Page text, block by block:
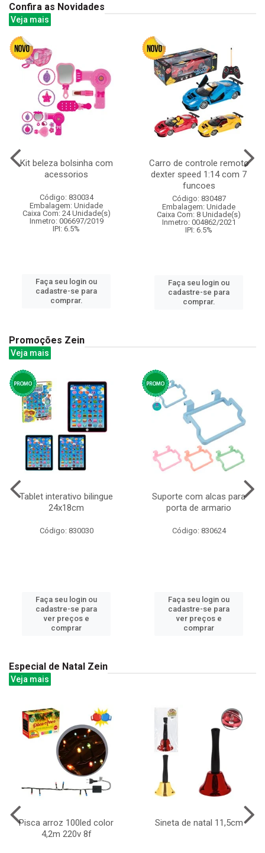
Confira as Novidades
Veja mais
Kit beleza bolsinha com
acessorios
Código: 830034
Embalagem: Unidade
Caixa Com: 24 Unidade(s)
Inmetro: 006697/2019
IPI: 6.5%
Faça seu login ou
cadastre-se para
comprar.
Carro de controle remoto
dexter speed 1:14 com 7
funcoes
Código: 830487
Embalagem: Unidade
Caixa Com: 8 Unidade(s)
Inmetro: 004862/2021
IPI: 6.5%
Faça seu login ou
cadastre-se para
comprar.
Promoções Zein
Veja mais
Tablet interativo bilingue
24x18cm
Código: 830030
Faça seu login ou
cadastre-se para
ver preços e
comprar
Suporte com alcas para
porta de armario
Código: 830624
Faça seu login ou
cadastre-se para
ver preços e
comprar
Especial de Natal Zein
Veja mais
Pisca arroz 100led color
4,2m 220v 8f
Sineta de natal 11,5cm